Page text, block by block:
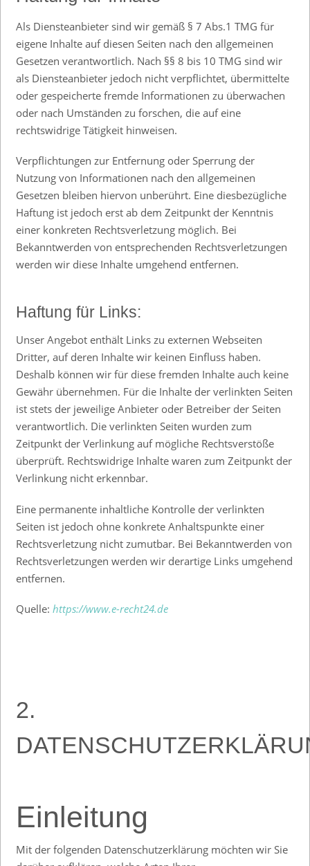
Als Diensteanbieter sind wir gemäß § 7 Abs.1 TMG für
eigene Inhalte auf diesen Seiten nach den allgemeinen
Gesetzen verantwortlich. Nach §§ 8 bis 10 TMG sind wir
als Diensteanbieter jedoch nicht verpflichtet, übermittelte
oder gespeicherte fremde Informationen zu überwachen
oder nach Umständen zu forschen, die auf eine
rechtswidrige Tätigkeit hinweisen.
Verpflichtungen zur Entfernung oder Sperrung der
Nutzung von Informationen nach den allgemeinen
Gesetzen bleiben hiervon unberührt. Eine diesbezügliche
Haftung ist jedoch erst ab dem Zeitpunkt der Kenntnis
einer konkreten Rechtsverletzung möglich. Bei
Bekanntwerden von entsprechenden Rechtsverletzungen
werden wir diese Inhalte umgehend entfernen.
Haftung für Links:
Unser Angebot enthält Links zu externen Webseiten
Dritter, auf deren Inhalte wir keinen Einfluss haben.
Deshalb können wir für diese fremden Inhalte auch keine
Gewähr übernehmen. Für die Inhalte der verlinkten Seiten
ist stets der jeweilige Anbieter oder Betreiber der Seiten
verantwortlich. Die verlinkten Seiten wurden zum
Zeitpunkt der Verlinkung auf mögliche Rechtsverstöße
überprüft. Rechtswidrige Inhalte waren zum Zeitpunkt der
Verlinkung nicht erkennbar.
Eine permanente inhaltliche Kontrolle der verlinkten
Seiten ist jedoch ohne konkrete Anhaltspunkte einer
Rechtsverletzung nicht zumutbar. Bei Bekanntwerden von
Rechtsverletzungen werden wir derartige Links umgehend
entfernen.
Quelle:https://www.e-recht24.de
2.
Einleitung
Mit der folgenden Datenschutzerklärung möchten wir Sie